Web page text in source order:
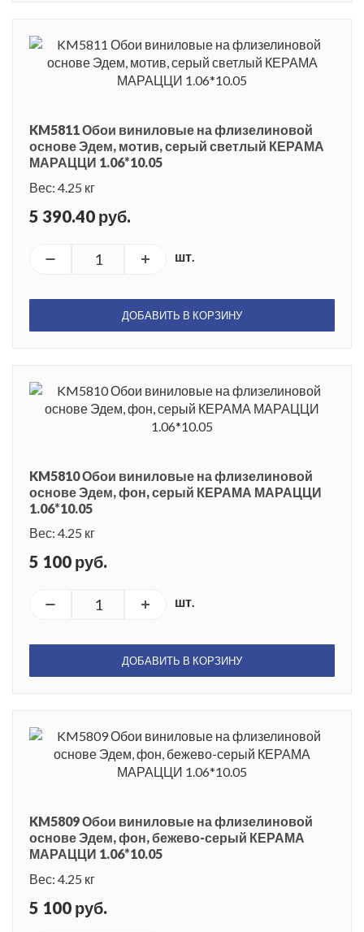
KM5811 Обои виниловые на флизелиновой
основе Эдем, мотив, серый светлый КЕРАМА
МАРАЦЦИ 1.06*10.05
Вес: 4.25 кг
5 390.40 руб.
шт.
ДОБАВИТЬ В КОРЗИНУ
KM5810 Обои виниловые на флизелиновой
основе Эдем, фон, серый КЕРАМА МАРАЦЦИ
1.06*10.05
Вес: 4.25 кг
5 100 руб.
шт.
ДОБАВИТЬ В КОРЗИНУ
KM5809 Обои виниловые на флизелиновой
основе Эдем, фон, бежево-серый КЕРАМА
МАРАЦЦИ 1.06*10.05
Вес: 4.25 кг
5 100 руб.